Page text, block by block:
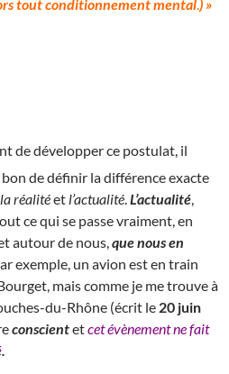
tout conditionnement mental ) »
de développer ce postulat, il
de définir la différence exacte
laréalitéet l’actualité L’actualité
ce qui se passe vraiment, en
autour de nous, que nous en
exemple, un avion est en train
mais comme je me trouve à
du-Rhône (écrit le 20 juin
conscientetcet évènement ne fait